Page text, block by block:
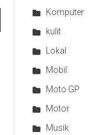
Komputer
kulit
Lokal
Mobil
Moto GP
Motor
Musik